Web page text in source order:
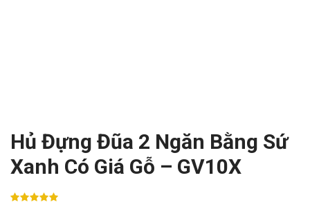
Hủ Đựng Đũa 2 Ngăn Bằng Sứ
Xanh Có Giá Gỗ – GV10X